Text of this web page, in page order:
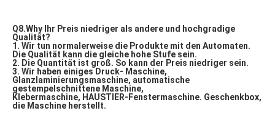
Q8.Why Ihr Preis niedriger als andere und hochgradige
Qualität?
1. Wir tun normalerweise die Produkte mit den Automaten.
Die Qualität kann die gleiche hohe Stufe sein.
2. Die Quantität ist groß. So kann der Preis niedriger sein.
3. Wir haben einiges Druck- Maschine,
Glanzlaminierungsmaschine, automatische
gestempelschnittene Maschine,
Klebermaschine, HAUSTIER-Fenstermaschine. Geschenkbox,
die Maschine herstellt.